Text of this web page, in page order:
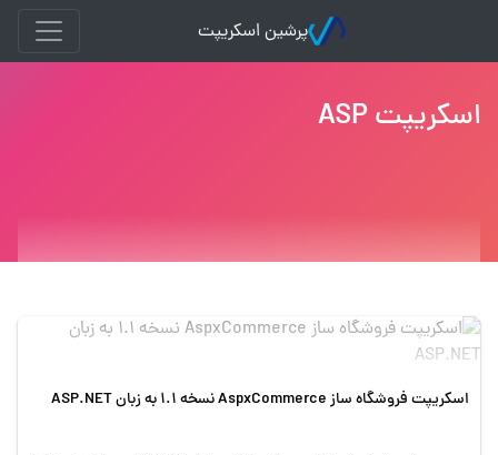
پرشین اسکریپت
اسکریپت ASP
اسکریپت فروشگاه ساز AspxCommerce نسخه 1.1 به زبان ASP.NET